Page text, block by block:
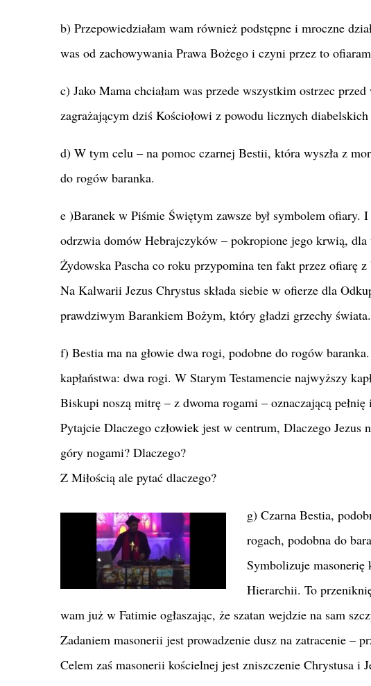
b) Przepowiedziałam wam również podstępne i mroczne
was od zachowywania Prawa Bożego i czyni przez to
c) Jako Mama chciałam was przede wszystkim ostrzec
zagrażającym dziś Kościołowi z powodu licznych
d) W tym celu – na pomoc czarnej Bestii, która wyszła z
do rogów baranka.
e )Baranek w Piśmie Świętym zawsze był symbolem
odrzwia domów Hebrajczyków – pokropione jego krwią,
Żydowska Pascha co roku przypomina ten fakt przez ofiarę
Na Kalwarii Jezus Chrystus składa siebie w ofierze dla
prawdziwym Barankiem Bożym, który gładzi grzechy świata.
f) Bestia ma na głowie dwa rogi, podobne do rogów
kapłaństwa: dwa rogi. W Starym Testamencie najwyższy
Biskupi noszą mitrę – z dwoma rogami – oznaczającą pełnię
Pytajcie Dlaczego człowiek jest w centrum, Dlaczego
góry nogami? Dlaczego?
Z Miłością ale pytać dlaczego?
g) Czarna Bestia,
rogach, podobna do
Symbolizuje masonerię
Hierarchii. To
wam już w Fatimie ogłaszając, że szatan wejdzie na sam
Zadaniem masonerii jest prowadzenie dusz na zatracenie –
Celem zaś masonerii kościelnej jest zniszczenie Chrystusa i